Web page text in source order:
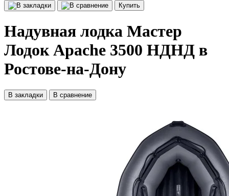
Купить
Надувная лодка Мастер
Лодок Apache 3500 НДНД в
Ростове-на-Дону
В закладки В сравнение